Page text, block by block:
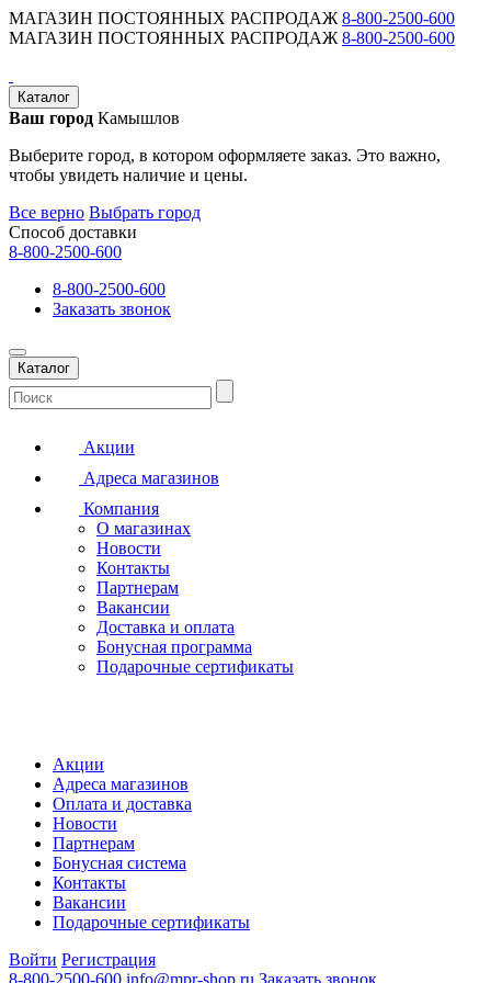
МАГАЗИН ПОСТОЯННЫХ РАСПРОДАЖ 8-800-2500-600
МАГАЗИН ПОСТОЯННЫХ РАСПРОДАЖ 8-800-2500-600
Каталог
Ваш город Камышлов
Выберите город, в котором оформляете заказ. Это важно,
чтобы увидеть наличие и цены.
Все верно Выбрать город
Способ доставки
8-800-2500-600
8-800-2500-600
Заказать звонок
Каталог
Акции
Адреса магазинов
Компания
О магазинах
Новости
Контакты
Партнерам
Вакансии
Доставка и оплата
Бонусная программа
Подарочные сертификаты
Акции
Адреса магазинов
Оплата и доставка
Новости
Партнерам
Бонусная система
Контакты
Вакансии
Подарочные сертификаты
Войти Регистрация
8-800-2500-600 info@mpr-shop.ru Заказать звонок